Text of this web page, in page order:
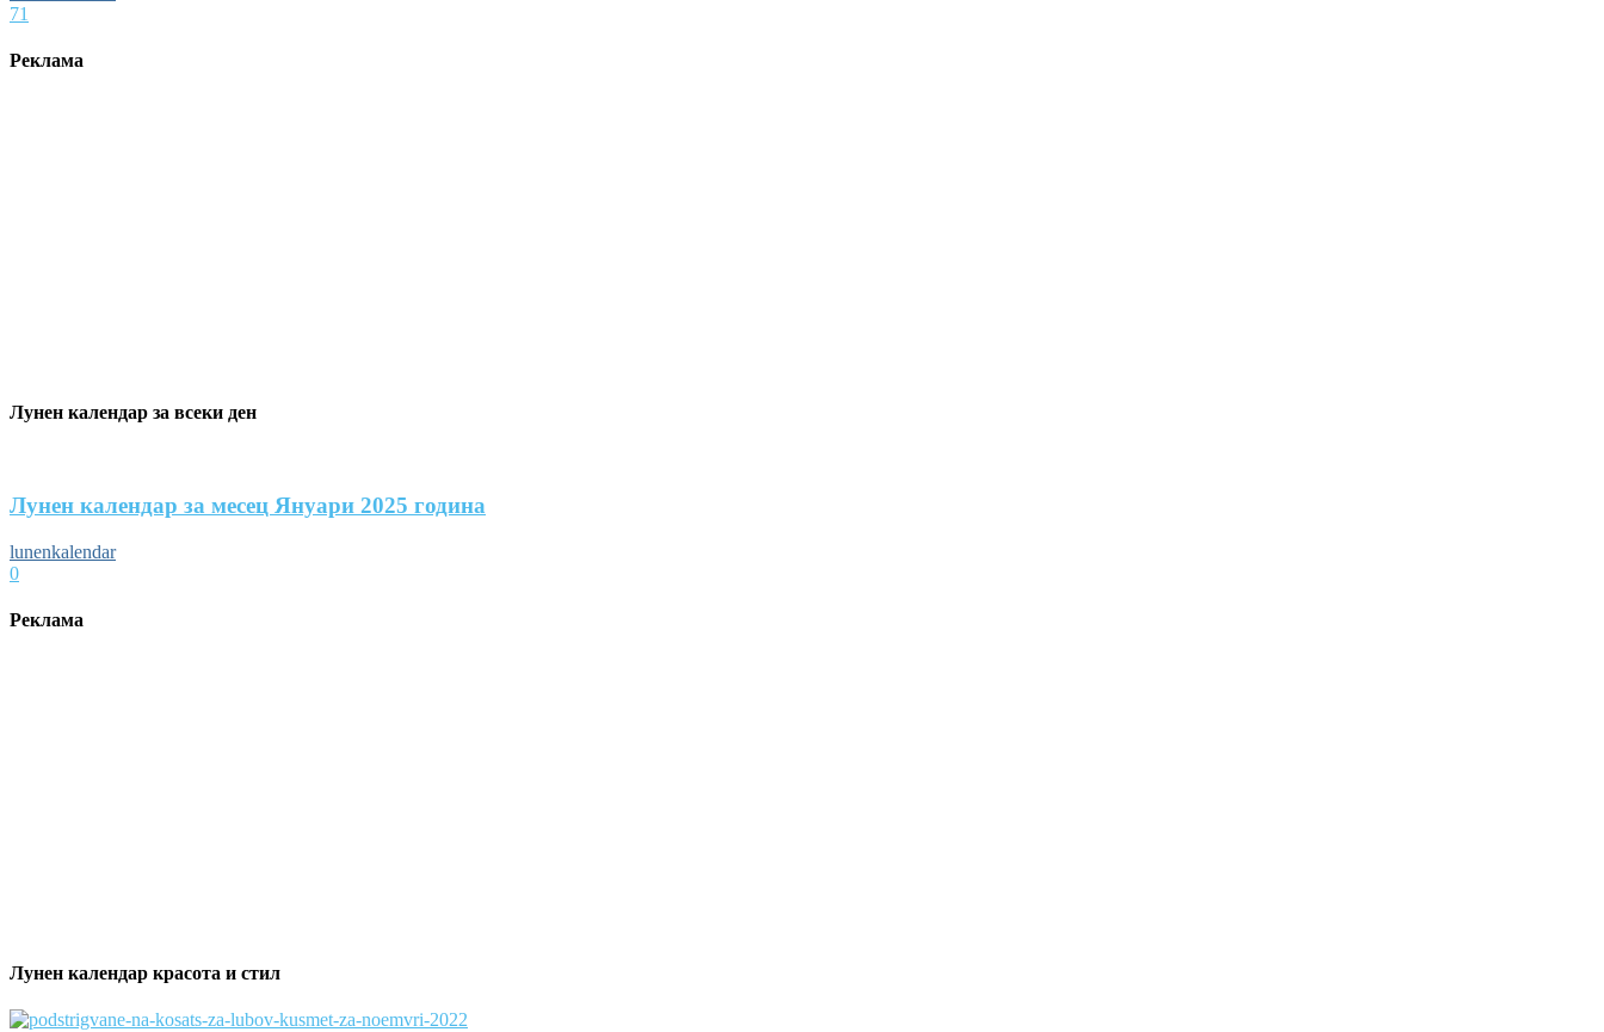
71
Реклама
Лунен календар за всеки ден
Лунен календар за месец Януари 2025 година
lunenkalendar
0
Реклама
Лунен календар красота и стил